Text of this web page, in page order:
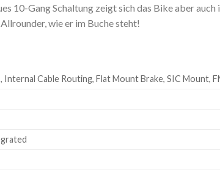
10-Gang Schaltung zeigt sich das Bike aber
wie er im Buche steht!
Internal Cable Routing, Flat Mount Brake, SIC Mount,